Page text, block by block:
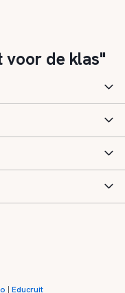
voor de klas"
|Educruit